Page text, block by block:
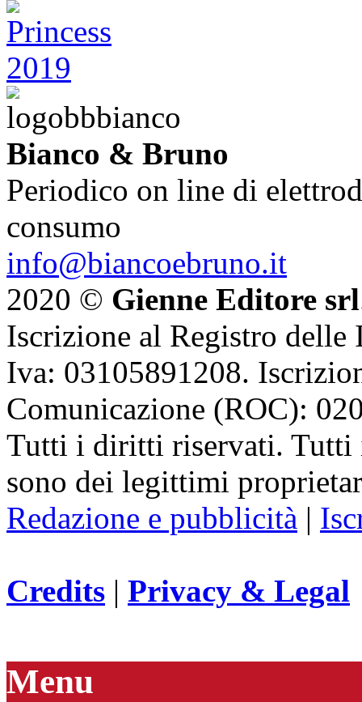
Bianco & Bruno
Periodico on line di
consumo
info@biancoebruno.it
2020 © Gienne Editore srl
Iscrizione al Registro delle
Iva: 03105891208.
Comunicazione (ROC):
Tutti i diritti riservati. Tutti
sono dei legittimi
Redazione e pubblicità |
Credits | Privacy & Legal
Menu